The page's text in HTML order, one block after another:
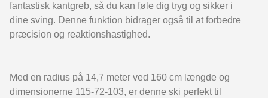
fantastisk kantgreb, så du kan føle dig tryg og sikker i
dine sving. Denne funktion bidrager også til at forbedre
præcision og reaktionshastighed.
Med en radius på 14,7 meter ved 160 cm længde og
dimensionerne 115-72-103, er denne ski perfekt til